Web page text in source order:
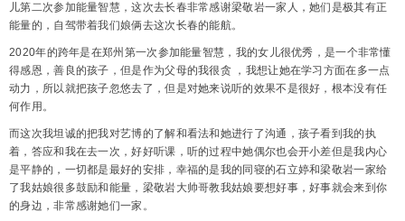
儿第二次参加能量智慧，这次去长春非常感谢梁敬岩一家人，她们是极其有正
能量的，自驾带着我们娘俩去这次长春的能航。
2020年的跨年是在郑州第一次参加能量智慧，我的女儿很优秀，是一个非常懂
得感恩，善良的孩子，但是作为父母的我很贪 ，我想让她在学习方面在多一点
动力，所以就把孩子忽悠去了，但是对她来说听的效果不是很好，根本没有任
何作用。
而这次我坦诚的把我对艺博的了解和看法和她进行了沟通，孩子看到我的执
着，答应和我在去一次，好好听课，听的过程中她偶尔也会开小差但是我内心
是平静的，一切都是最好的安排，幸福的是我的同寝的石立婷和梁敬岩一家给
了我姑娘很多鼓励和能量，梁敬岩大帅哥教我姑娘要想好事，好事就会来到你
的身边，非常感谢她们一家。